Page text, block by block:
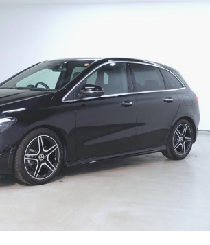
電話で問い合わせ（無料）
キャンセル
福岡西
サーティファイドカーセンター
販売店情報
地図を見る
在庫一覧
キャンセル